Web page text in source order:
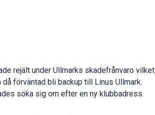
rejält under Ullmarks skadefrånvaro vilket
förväntad bli backup till Linus Ullmark.
söka sig om efter en ny klubbadress.